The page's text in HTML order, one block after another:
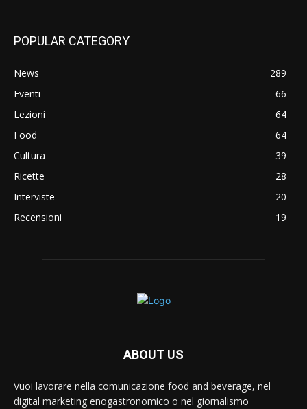
POPULAR CATEGORY
News
289
Eventi
66
Lezioni
64
Food
64
Cultura
39
Ricette
28
Interviste
20
Recensioni
19
ABOUT US
Vuoi lavorare nella comunicazione food and beverage, nel
digital marketing enogastronomico o nel giornalismo